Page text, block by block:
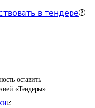
в тендере
оставить
«Тендеры»